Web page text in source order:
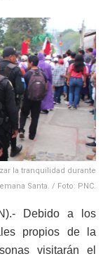
la tranquilidad durante
Santa. / Foto: PNC.
Debido a los
propios de la
visitarán el